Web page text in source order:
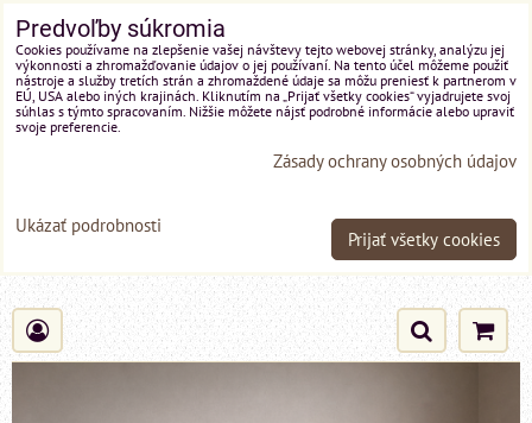
Predvoľby súkromia
Cookies používame na zlepšenie vašej návštevy tejto webovej stránky, analýzu jej
výkonnosti a zhromažďovanie údajov o jej používaní. Na tento účel môžeme použiť
nástroje a služby tretích strán a zhromaždené údaje sa môžu preniesť k partnerom v
EÚ, USA alebo iných krajinách. Kliknutím na „Prijať všetky cookies“ vyjadrujete svoj
súhlas s týmto spracovaním. Nižšie môžete nájsť podrobné informácie alebo upraviť
svoje preferencie.
Zásady ochrany osobných údajov
Ukázať podrobnosti
Prijať všetky cookies